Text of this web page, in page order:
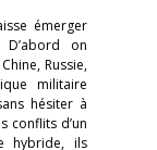
émerger
D’abord on
Russie,
militaire
hésiter à
conflits d’un
hybride, ils